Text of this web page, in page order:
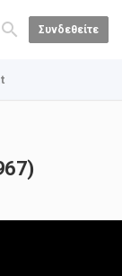
Συνδεθείτε